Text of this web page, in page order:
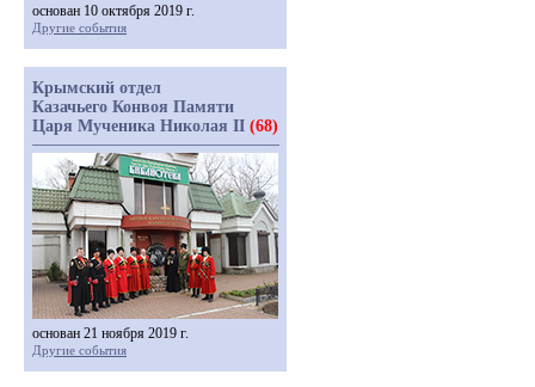
основан 10 октября 2019 г.
Другие события
Крымский отдел
Казачьего Конвоя Памяти
Царя Мученика Николая II (68)
основан 21 ноября 2019 г.
Другие события